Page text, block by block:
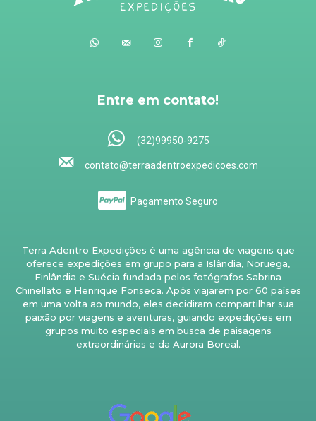
Entre em contato!
(32)99950-9275
contato@terraadentroexpedicoes.com
Pagamento Seguro
Terra Adentro Expedições é uma agência de viagens que
oferece expedições em grupo para a Islândia, Noruega,
Finlândia e Suécia fundada pelos fotógrafos Sabrina
Chinellato e Henrique Fonseca. Após viajarem por 60 países
em uma volta ao mundo, eles decidiram compartilhar sua
paixão por viagens e aventuras, guiando expedições em
grupos muito especiais em busca de paisagens
extraordinárias e da Aurora Boreal.